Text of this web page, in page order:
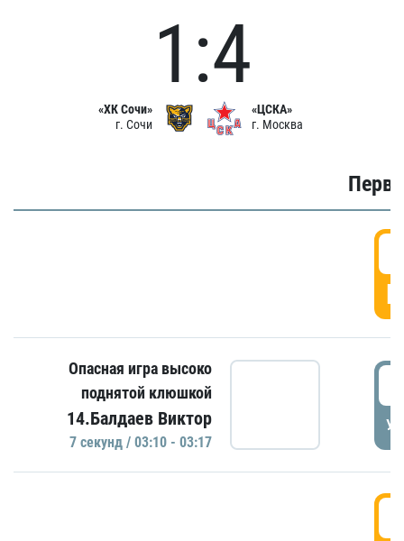
«ХК Сочи»
г. Сочи
1:4
«ЦСКА»
г. Москва
Опасная игра высоко
поднятой клюшкой
14.Балдаев Виктор
7 секунд / 03:10 - 03:17